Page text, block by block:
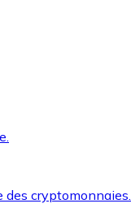
des cryptomonnaies.